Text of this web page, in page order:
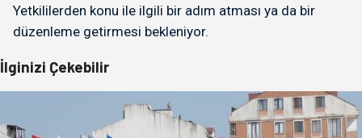
Yetkililerden konu ile ilgili bir adım atması ya da bir
düzenleme getirmesi bekleniyor.
İlginizi Çekebilir